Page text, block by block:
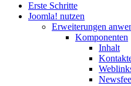
Erste Schritte
Joomla! nutzen
Erweiterungen
Komponenten
Inhalt